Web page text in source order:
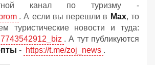
канал по туризму -
. А если вы перешли в Мах, то
туристические новости и туда:
. А тут публикуются
- https://t.me/zoj_news .